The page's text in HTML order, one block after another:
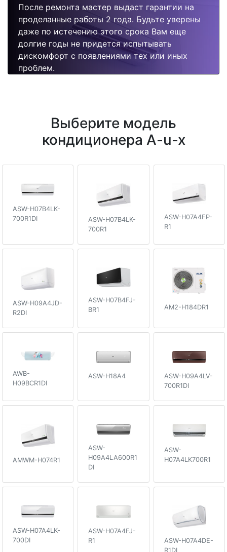
После ремонта мастер выдаст гарантии на
проделанные работы 2 года. Будьте уверены
даже по истечению этого срока Вам еще
долгие годы не придется испытывать
дискомфорт с появлениями тех или иных
проблем.
Выберите модель
кондиционера A-u-x
ASW-H07B4LK-
700R1DI
ASW-H07B4LK-
700R1
ASW-H07A4FP-
R1
ASW-H09A4JD-
R2DI
ASW-H07B4FJ-
BR1
AM2-H184DR1
AWB-
H09BCR1DI
ASW-H18A4
ASW-H09A4LV-
700R1DI
AMWM-H074R1
ASW-
H09A4LA600R1
DI
ASW-
H07A4LK700R1
ASW-H07A4LK-
700DI
ASW-H07A4FJ-
R1
ASW-H07A4DE-
R1DI